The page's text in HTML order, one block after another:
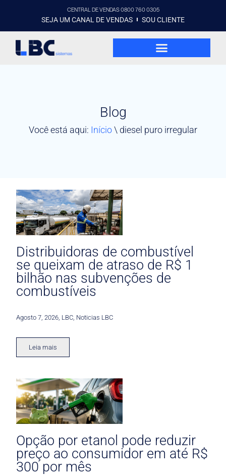
CENTRAL DE VENDAS 0800 760 0305
SEJA UM CANAL DE VENDAS SOU CLIENTE
Blog
Você está aqui: Início\ diesel puro irregular
Distribuidoras de combustível
se queixam de atraso de R$ 1
bilhão nas subvenções de
combustíveis
Agosto 7, 2026 LBC Noticias LBC
Leia mais
Opção por etanol pode reduzir
preço ao consumidor em até R$
300 por mês